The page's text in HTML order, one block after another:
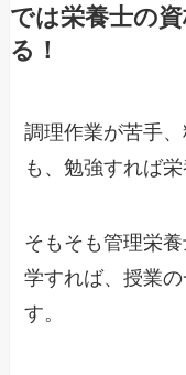
では栄養士の
る！
調理作業が苦手
も、勉強すれば
そもそも管理栄
学すれば、授業
す。